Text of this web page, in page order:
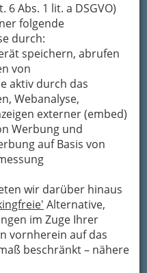
Abs. 1 lit. a DSGVO)
folgende
durch:
speichern, abrufen
von
aktiv durch das
Webanalyse,
externer (embed)
Werbung und
auf Basis von
wir darüber hinaus
Alternative,
im Zuge Ihrer
vornherein auf das
beschränkt – nähere